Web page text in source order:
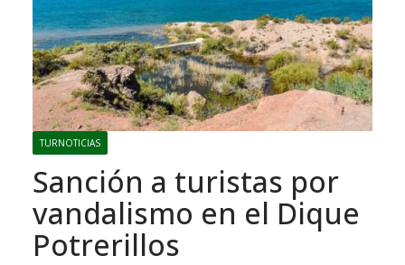
TURNOTICIAS
Sanción a turistas por
vandalismo en el Dique
Potrerillos